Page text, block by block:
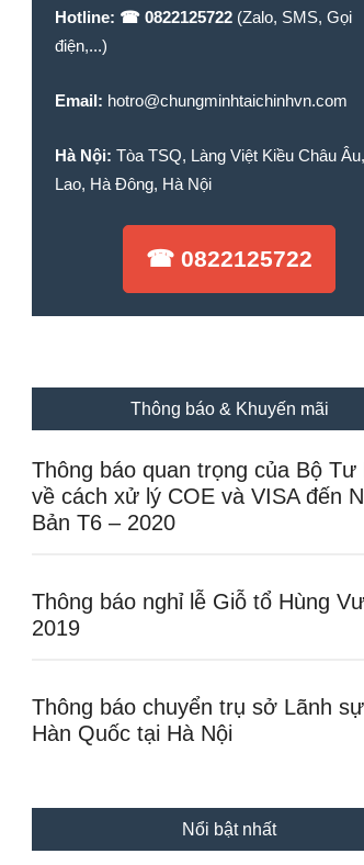
Hotline: ☎ 0822125722 (Zalo, SMS, Gọi
điện,...)
Email: hotro@chungminhtaichinhvn.com
Hà Nội: Tòa TSQ, Làng Việt Kiều Châu
Lao, Hà Đông, Hà Nội
☎ 0822125722
Thông báo & Khuyến mãi
Thông báo quan trọng của Bộ Tư
về cách xử lý COE và VISA đến
Bản T6 – 2020
Thông báo nghỉ lễ Giỗ tổ Hùng
2019
Thông báo chuyển trụ sở Lãnh
Hàn Quốc tại Hà Nội
Nổi bật nhất